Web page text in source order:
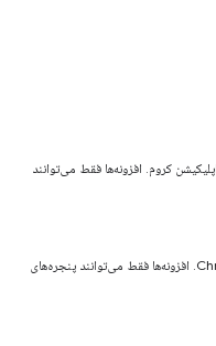
کروم. افزونه‌ها فقط می‌توانند
یک پنجره برنامه Chrome. افزونه‌ها فقط می‌توانند پنجره‌های